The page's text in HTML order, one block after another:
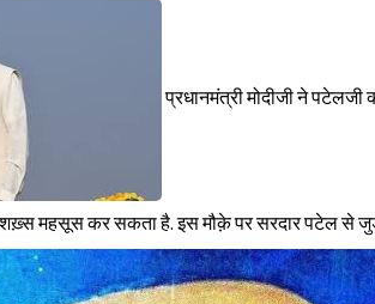
प्रधानमंत्री मोदीजी ने
शख़्स महसूस कर सकता है. इस मौक़े पर सरदार पटेल से